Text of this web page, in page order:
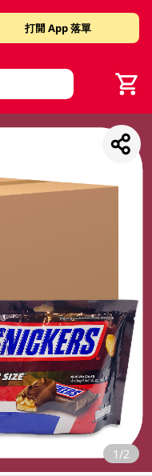
打開 App 落單
1/2